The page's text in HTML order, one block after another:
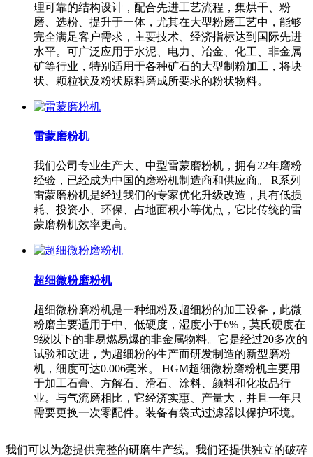
理可靠的结构设计，配合先进工艺流程，集烘干、粉
磨、选粉、提升于一体，尤其在大型粉磨工艺中，能够
完全满足客户需求，主要技术、经济指标达到国际先进
水平。可广泛应用于水泥、电力、冶金、化工、非金属
矿等行业，特别适用于各种矿石的大型制粉加工，将块
状、颗粒状及粉状原料磨成所要求的粉状物料。
雷蒙磨粉机
我们公司专业生产大、中型雷蒙磨粉机，拥有22年磨粉
经验，已经成为中国的磨粉机制造商和供应商。 R系列
雷蒙磨粉机是经过我们的专家优化升级改造，具有低损
耗、投资小、环保、占地面积小等优点，它比传统的雷
蒙磨粉机效率更高。
超细微粉磨粉机
超细微粉磨粉机是一种细粉及超细粉的加工设备，此微
粉磨主要适用于中、低硬度，湿度小于6%，莫氏硬度在
9级以下的非易燃易爆的非金属物料。它是经过20多次的
试验和改进，为超细粉的生产而研发制造的新型磨粉
机，细度可达0.006毫米。 HGM超细微粉磨粉机主要用
于加工石膏、方解石、滑石、涂料、颜料和化妆品行
业。与气流磨相比，它经济实惠、产量大，并且一年只
需要更换一次零配件。装备有袋式过滤器以保护环境。
我们可以为您提供完整的研磨生产线。我们还提供独立的破碎